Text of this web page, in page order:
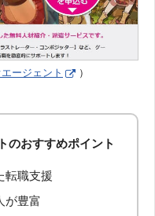
ージェント ）
のおすすめポイント
転職支援
が豊富